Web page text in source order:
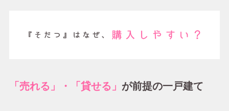
「売れる」・「貸せる」 が前提の一戸建て